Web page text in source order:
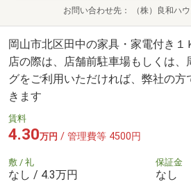
お問い合わせ先 （株）良和ハ
岡山市北区田中の家具・家電付き
店の際は、店舗前駐車場もしくは、
グをご利用いただければ、弊社の
きます
賃料
4.30万円 / 管理費等 4500円
敷 / 礼
なし / 4.3万円
保証金
なし